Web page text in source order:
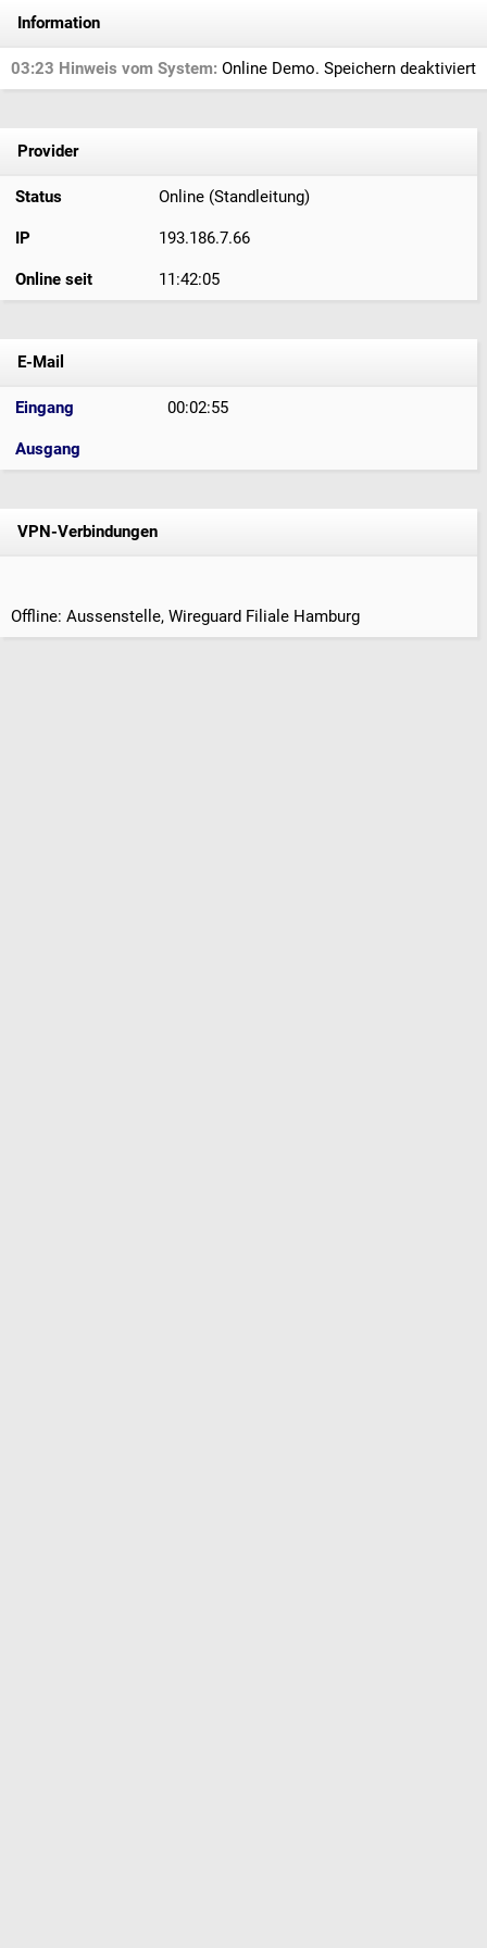
Information
03:23 Hinweis vom System: Online Demo. Speichern deaktiviert
Provider
Status Online (Standleitung)
IP 193.186.7.66
Online seit 11:42:05
E-Mail
Eingang 00:02:55
Ausgang
VPN-Verbindungen
Offline: Aussenstelle, Wireguard Filiale Hamburg